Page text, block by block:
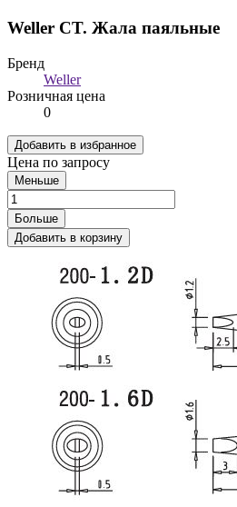
Weller CT. Жала паяльные
Бренд
Weller
Розничная цена
0
Добавить в избранное
Цена по запросу
Меньше
Больше
Добавить в корзину